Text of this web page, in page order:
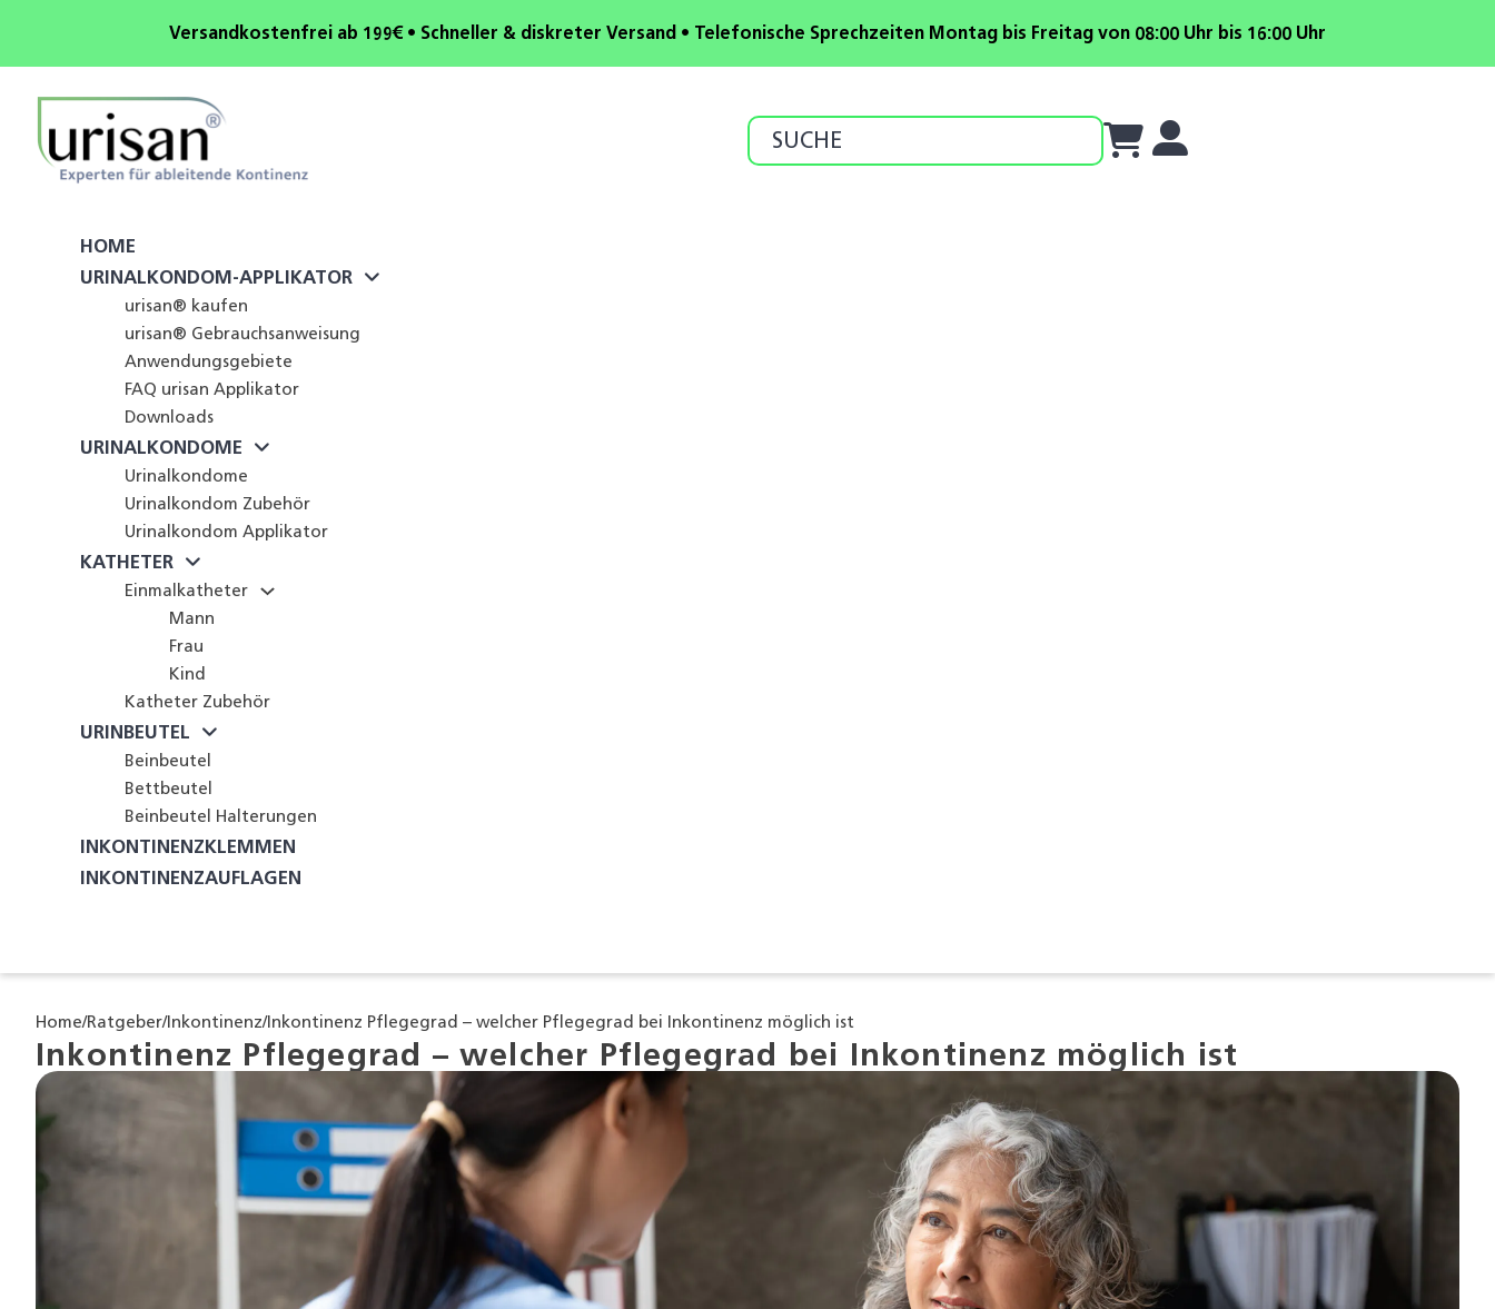
Versandkostenfrei ab 199€ • Schneller & diskreter Versand • Telefonische Sprechzeiten Montag bis Freitag von 08:00 Uhr bis 16:00 Uhr
Search
HOME
URINALKONDOM-APPLIKATOR
urisan® kaufen
urisan® Gebrauchsanweisung
Anwendungsgebiete
FAQ urisan Applikator
Downloads
URINALKONDOME
Urinalkondome
Urinalkondom Zubehör
Urinalkondom Applikator
KATHETER
Einmalkatheter
Mann
Frau
Kind
Katheter Zubehör
URINBEUTEL
Beinbeutel
Bettbeutel
Beinbeutel Halterungen
INKONTINENZKLEMMEN
INKONTINENZAUFLAGEN
Home/Ratgeber/Inkontinenz/Inkontinenz Pflegegrad – welcher Pflegegrad bei Inkontinenz möglich ist
Inkontinenz Pflegegrad – welcher Pflegegrad bei Inkontinenz möglich ist